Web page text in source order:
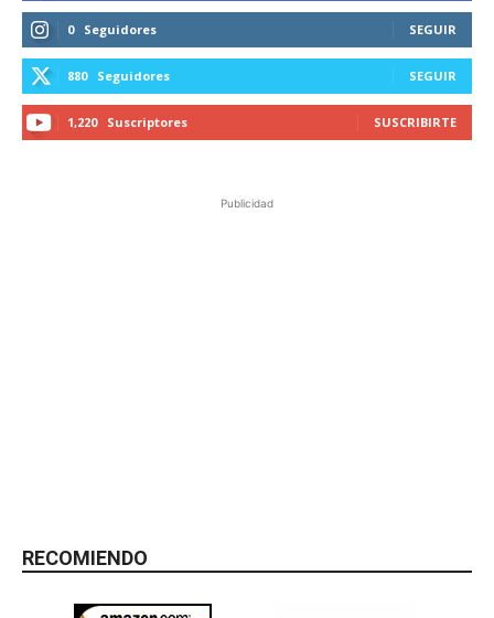
0 Seguidores SEGUIR
880 Seguidores SEGUIR
1,220 Suscriptores SUSCRIBIRTE
Publicidad
RECOMIENDO